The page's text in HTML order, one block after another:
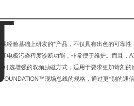
经验基础上研发的*产品，不仅具有出色的可靠性
电极污染程度诊断功能，非常便于维护。而且，
可选增强的双频励磁方式，适用于要求更加苛刻
现场总线的规格，通过更*别的通